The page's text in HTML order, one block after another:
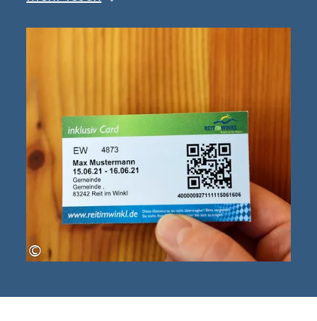
Vita Alpina Ruhpolding besuchen.
Fragen Sie Ihren Vermieter!
©